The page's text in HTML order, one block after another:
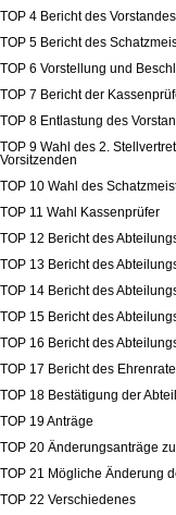
TOP 4 Bericht des
TOP 5 Bericht des
TOP 6 Vorstellung und
TOP 7 Bericht der
TOP 8 Entlastung des
TOP 9 Wahl des 2.
Vorsitzenden
TOP 10 Wahl des
TOP 11 Wahl Kassenprüfer
TOP 12 Bericht des
TOP 13 Bericht des
TOP 14 Bericht des
TOP 15 Bericht des
TOP 16 Bericht des
TOP 17 Bericht des
TOP 18 Bestätigung der
TOP 19 Anträge
TOP 20 Änderungsanträge
TOP 21 Mögliche Änderung
TOP 22 Verschiedenes